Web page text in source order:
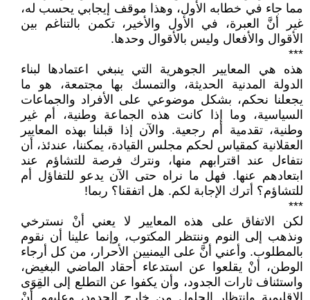
مما جاء في خطابه الأول، وهذا موقف إيجابي يحسب له،
غير أنَّ العبرة، في الأول والأخير، تكمن بالتناغم بين
الأقوال والأفعال وليس بالأقوال وحدها.
***
هذه هي المعايير الجوهرية التي ينبغي اعتمادها لبناء
الدولة المدنية الحديثة، والتمسك بها مجتمعة، هو ما
يجعلنا نحكم، بشكل موضوعي على الأفراد والجماعات
السياسية، وما إذا كانت هذه الجماعة وطنية، أم غير
وطنية، تقدمية أم رجعية. والآن إذا قبلنا بهذه المعايير
العقلانية كمقياس لحكم مجلس القيادة، يمكننا، عندئذ، أن
نتفاءل عند اقترابهم منها، ونترك فرصة للتشاؤم عند
ابتعادهم عنها. فهل ما نراه حتى الآن يدعو للتفاؤل أم
للتشاؤم؟ أترك الإجابة لكم. هل اتفقنا؟ ربما!
***
لكن الاتفاق على هذه المعايير لا يعني أنْ نسترخي
ونذهب إلى النوم وننتظر المكتوب، وإنما علينا أن نقوم
بالمطلوب. وأعني أنَّ على اليمنيين الأحرار، من كل أرجاء
الوطن، أنْ يقلعوا عن استدعاء أحقاد الماضي البغيض،
واستئناف ثارات الجدود، وأن يكفوا عن التطلع إلى القِوَى